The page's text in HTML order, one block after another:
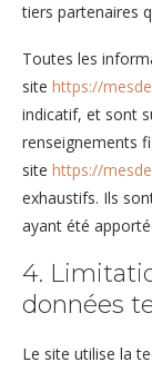
tiers partenaires
Toutes les
site https://
indicatif, et sont
renseignements
site https://
exhaustifs. Ils
ayant été
4.
données
Le site utilise la